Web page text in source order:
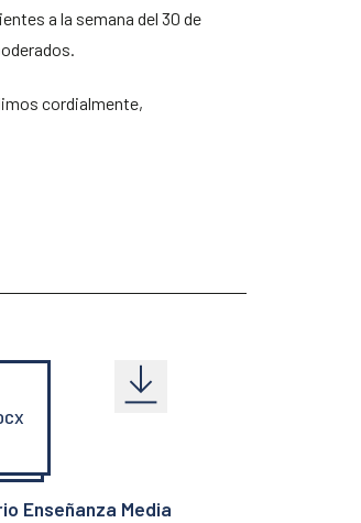
a la semana del 30 de
cordialmente,
Enseñanza Media